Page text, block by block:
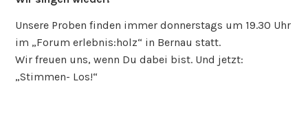
Unsere Proben finden immer donnerstags um 19.30 Uhr
im „Forum erlebnis:holz“ in Bernau statt.
Wir freuen uns, wenn Du dabei bist. Und jetzt:
„Stimmen- Los!“